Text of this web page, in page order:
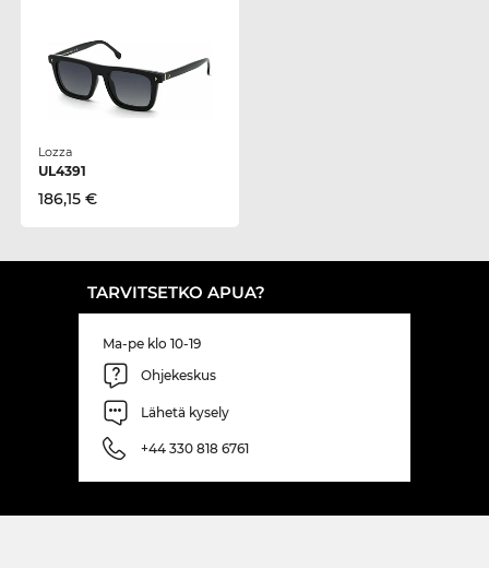
Lozza
UL4391
186,15 €
TARVITSETKO APUA?
Ma-pe klo 10-19
Ohjekeskus
Lähetä kysely
+44 330 818 6761